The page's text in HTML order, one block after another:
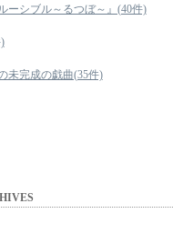
ーシブル～るつぼ～』(40件)
未完成の戯曲(35件)